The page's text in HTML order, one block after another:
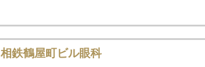
相鉄鶴屋町ビル眼科